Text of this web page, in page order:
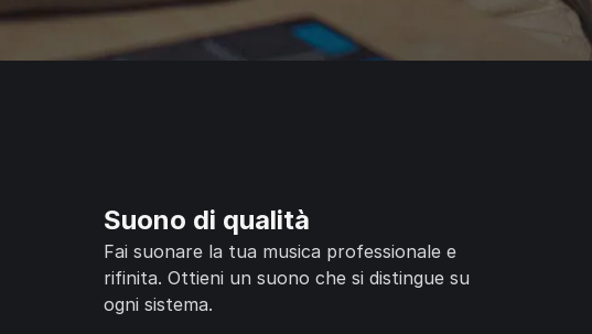
Suono di qualità
Fai suonare la tua musica professionale e
rifinita. Ottieni un suono che si distingue su
ogni sistema.